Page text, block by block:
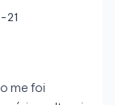
21
me foi